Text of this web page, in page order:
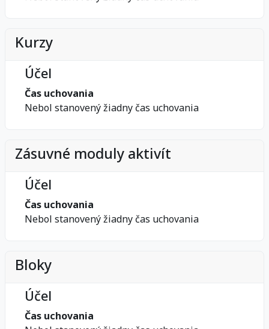
Kurzy
Účel
Čas uchovania
Nebol stanovený žiadny čas uchovania
Zásuvné moduly aktivít
Účel
Čas uchovania
Nebol stanovený žiadny čas uchovania
Bloky
Účel
Čas uchovania